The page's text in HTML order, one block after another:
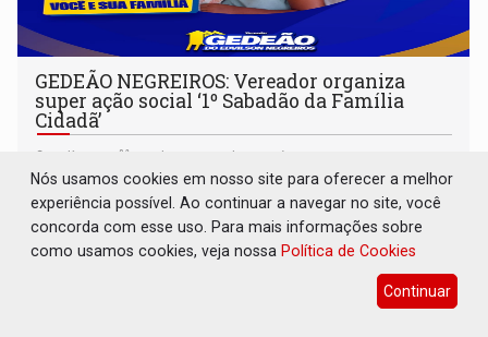
GEDEÃO NEGREIROS: Vereador organiza
super ação social ‘1º Sabadão da Família
Cidadã’
Política 19 de Agosto de 2025 às 14:29
20 serviços serão ofertados de forma gratuita em Porto
Velho
Nós usamos cookies em nosso site para oferecer a melhor
experiência possível. Ao continuar a navegar no site, você
concorda com esse uso. Para mais informações sobre
como usamos cookies, veja nossa Política de Cookies
Continuar